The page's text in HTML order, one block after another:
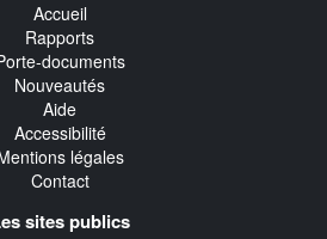
Accueil
Rapports
documents
Nouveautés
Aide
Accessibilité
légales
Contact
sites publics